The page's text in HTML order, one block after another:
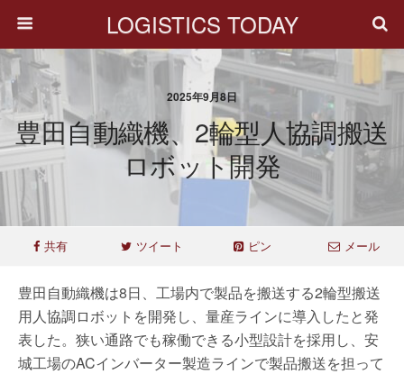
LOGISTICS TODAY
2025年9月8日
豊田自動織機、2輪型人協調搬送
ロボット開発
共有 ツイート ピン メール
豊田自動織機は8日、工場内で製品を搬送する2輪型搬送
用人協調ロボットを開発し、量産ラインに導入したと発
表した。狭い通路でも稼働できる小型設計を採用し、安
城工場のACインバーター製造ラインで製品搬送を担って